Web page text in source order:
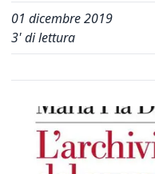
01 dicembre 2019
3' di lettura